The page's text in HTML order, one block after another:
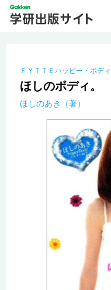
ＦＹＴＴＥハッピー・ボデ
ほしのボディ。
ほしのあき（著）